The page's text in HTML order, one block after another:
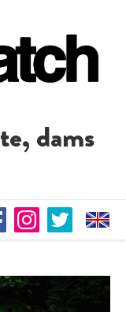
dams